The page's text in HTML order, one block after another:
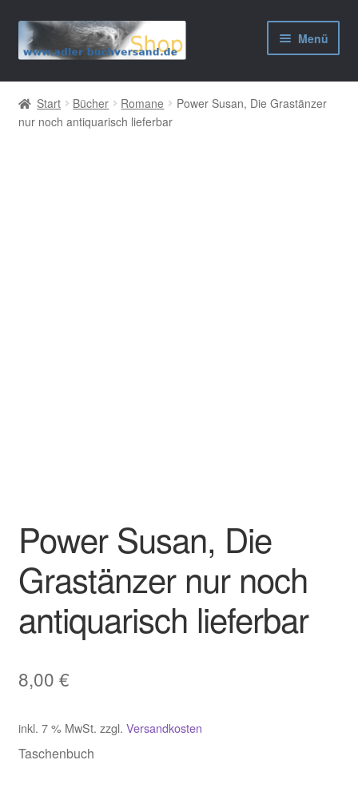
Zur
Navigation
Zum
Inhalt
Menü
AGB
Widerrufsbelehrung
Start Bücher Romane
Power Susan, Die Grastänzer
nur noch antiquarisch lieferbar
Power Susan, Die
Grastänzer nur noch
antiquarisch lieferbar
8,00 €
inkl. 7 % MwSt. zzgl. Versandkosten
Taschenbuch